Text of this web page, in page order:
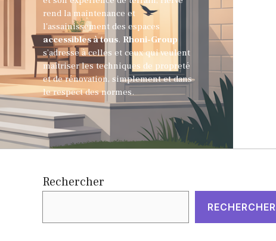
rend la maintenance et
l'assainissement des espaces
accessibles à tous. Rhoni-Group
s’adresse à celles et ceux qui veulent
maîtriser les techniques de propreté
et de rénovation, simplement et dans
le respect des normes.
Rechercher
RECHERCHER